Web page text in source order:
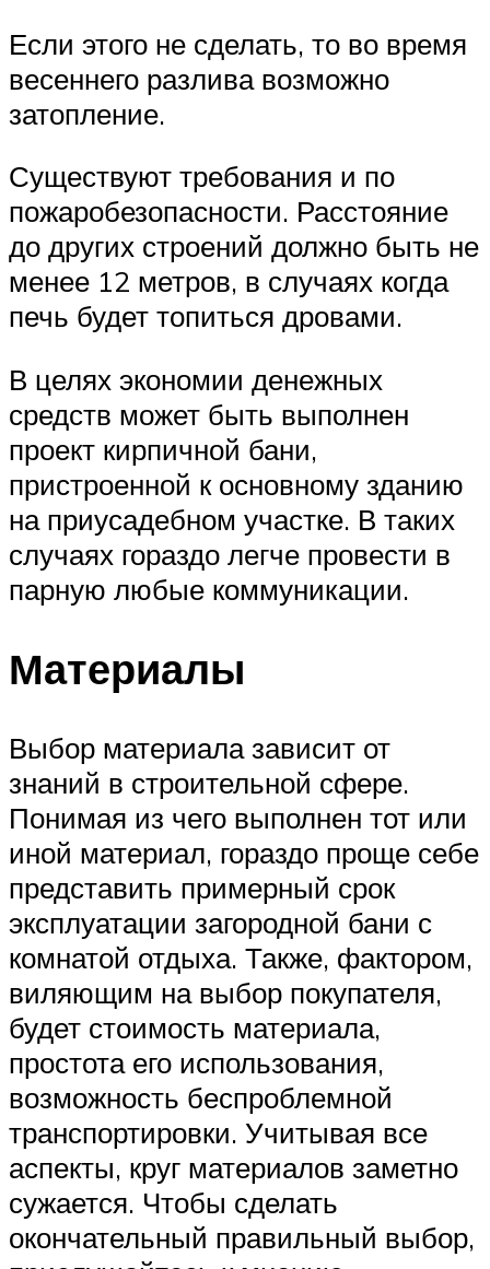
Если этого не сделать, то во время
весеннего разлива возможно
затопление.
Существуют требования и по
пожаробезопасности. Расстояние
до других строений должно быть не
менее 12 метров, в случаях когда
печь будет топиться дровами.
В целях экономии денежных
средств может быть выполнен
проект кирпичной бани,
пристроенной к основному зданию
на приусадебном участке. В таких
случаях гораздо легче провести в
парную любые коммуникации.
Материалы
Выбор материала зависит от
знаний в строительной сфере.
Понимая из чего выполнен тот или
иной материал, гораздо проще себе
представить примерный срок
эксплуатации загородной бани с
комнатой отдыха. Также, фактором,
виляющим на выбор покупателя,
будет стоимость материала,
простота его использования,
возможность беспроблемной
транспортировки. Учитывая все
аспекты, круг материалов заметно
сужается. Чтобы сделать
окончательный правильный выбор,